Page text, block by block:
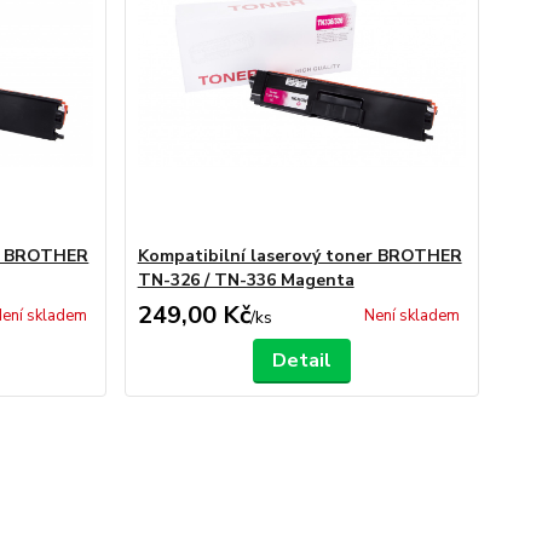
skladem
Kompatibilní laserový toner BROTHER
TN-326 / TN-336 Magenta
249,00 Kč/ks Není skladem
Detail